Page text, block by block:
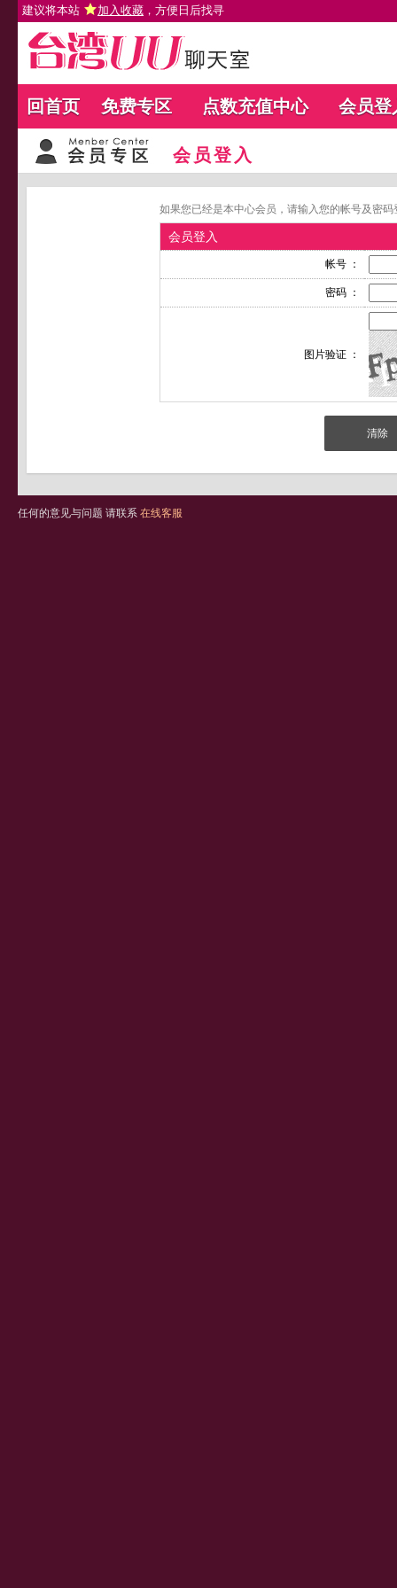
建议将本站 加入收藏 ，方便日后找寻
回首页 免费专区 点数充值中心 会员登
会员登入
如果您已经是本中心会员，请输入您的帐号及密
会员登入
帐号 ：
密码 ：
图片验证 ：
任何的意见与问题 请联系 在线客服